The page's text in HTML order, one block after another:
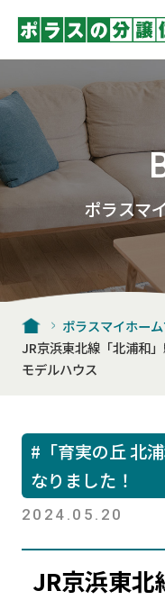
ポラスマ
ポラスマイホー
JR京浜東北線「北浦和
モデルハウス
#「育実の丘 北
なりました！
2024.05.20
JR京浜東北